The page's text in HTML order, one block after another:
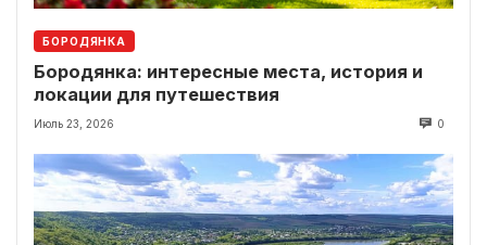
БОРОДЯНКА
Бородянка: интересные места, история и
локации для путешествия
Июль 23, 2026 0